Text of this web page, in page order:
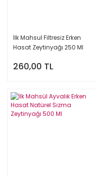
İlk Mahsul Filtresiz Erken
Hasat Zeytinyağı 250 Ml
260,00 TL